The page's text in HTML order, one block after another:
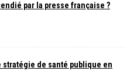
par la presse française ?
stratégie de santé publique en